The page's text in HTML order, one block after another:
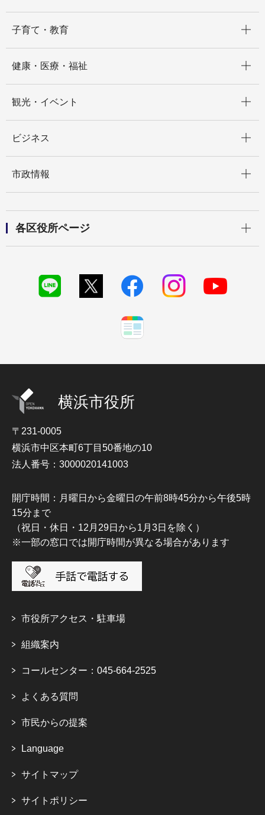
子育て・教育
健康・医療・福祉
観光・イベント
ビジネス
市政情報
各区役所ページ
横浜市役所
〒231-0005
横浜市中区本町6丁目50番地の10
法人番号：3000020141003
開庁時間：月曜日から金曜日の午前8時45分から午後5時
15分まで
（祝日・休日・12月29日から1月3日を除く）
※一部の窓口では開庁時間が異なる場合があります
市役所アクセス・駐車場
組織案内
コールセンター：045-664-2525
よくある質問
市民からの提案
Language
サイトマップ
サイトポリシー